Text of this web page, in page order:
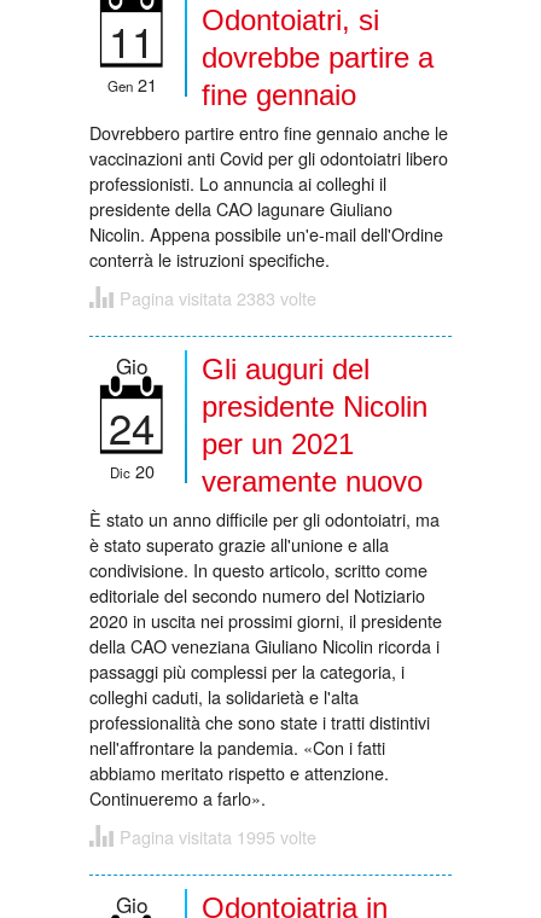
11
Gen 21
Odontoiatri, si
dovrebbe partire a
fine gennaio
Dovrebbero partire entro fine gennaio anche le
vaccinazioni anti Covid per gli odontoiatri libero
professionisti. Lo annuncia ai colleghi il
presidente della CAO lagunare Giuliano
Nicolin. Appena possibile un'e-mail dell'Ordine
conterrà le istruzioni specifiche.
Pagina visitata 2383 volte
Gio
24
Dic 20
Gli auguri del
presidente Nicolin
per un 2021
veramente nuovo
È stato un anno difficile per gli odontoiatri, ma
è stato superato grazie all'unione e alla
condivisione. In questo articolo, scritto come
editoriale del secondo numero del Notiziario
2020 in uscita nei prossimi giorni, il presidente
della CAO veneziana Giuliano Nicolin ricorda i
passaggi più complessi per la categoria, i
colleghi caduti, la solidarietà e l'alta
professionalità che sono state i tratti distintivi
nell'affrontare la pandemia. «Con i fatti
abbiamo meritato rispetto e attenzione.
Continueremo a farlo».
Pagina visitata 1995 volte
Gio
Odontoiatria in